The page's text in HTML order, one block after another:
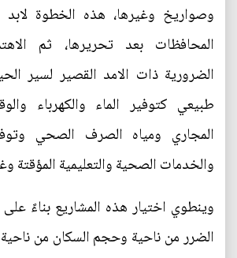
وصواريخ وغيرها، هذه الخطوة
المحافظات بعد تحريرها، ثم
الضرورية ذات الامد القصير لسير
طبيعي كتوفير الماء والكهرباء
المجاري ومياه الصرف الصحي
والخدمات الصحية والتعليمية المؤقتة
وينطوي اختيار هذه المشاريع بناءً
الضرر من ناحية وحجم السكان من